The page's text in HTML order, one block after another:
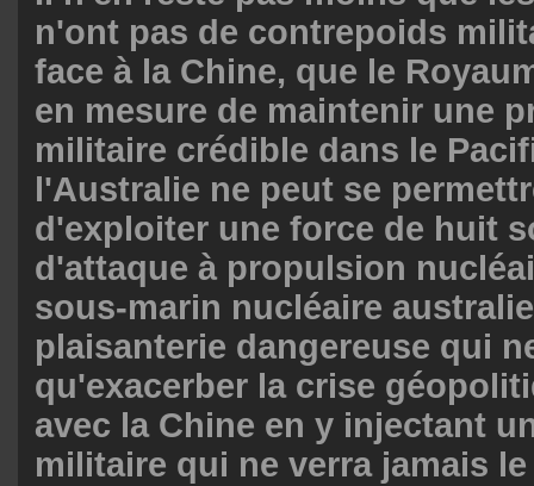
n'ont pas de contrepoids
face à la Chine, que le
en mesure de maintenir une
militaire crédible dans le
l'Australie ne peut se
d'exploiter une force de huit
d'attaque à propulsion
sous-marin nucléaire
plaisanterie dangereuse qui
qu'exacerber la crise
avec la Chine en y injectant
militaire qui ne verra jamais